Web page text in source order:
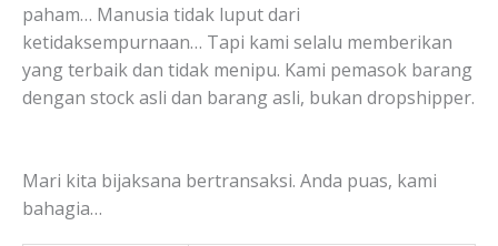
paham… Manusia tidak luput dari
ketidaksempurnaan… Tapi kami selalu memberikan
yang terbaik dan tidak menipu. Kami pemasok barang
dengan stock asli dan barang asli, bukan dropshipper.
Mari kita bijaksana bertransaksi. Anda puas, kami
bahagia…